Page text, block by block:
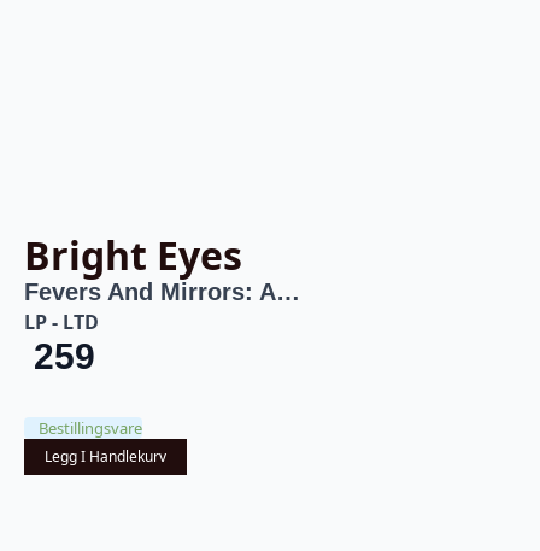
Bright Eyes
Fevers And Mirrors: A…
LP - LTD
259
Bestillingsvare
Legg I Handlekurv